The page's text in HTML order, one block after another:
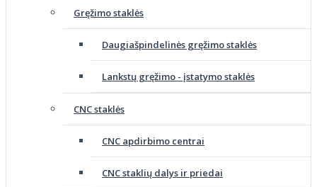
Gręžimo staklės
Daugiašpindelinės gręžimo staklės
Lankstų gręžimo - įstatymo staklės
CNC staklės
CNC apdirbimo centrai
CNC staklių dalys ir priedai